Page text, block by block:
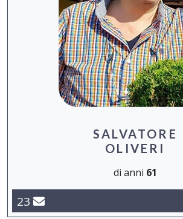
SALVATORE
OLIVERI
di anni 61
23